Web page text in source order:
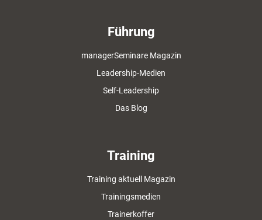
Führung
managerSeminare Magazin
Leadership-Medien
Self-Leadership
Das Blog
Training
Training aktuell Magazin
Trainingsmedien
Trainerkoffer